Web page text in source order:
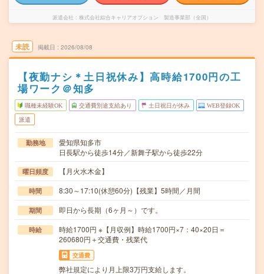
派遣会社 株式会社綜合キャリアオプション 製造事業部（全国）
未読 掲載日 2026/08/08
【夜勤ナシ＊土日祝休み】高時給1700円の工
場ワーク＠知多
職種未経験OK 交通費別途支給あり 土日祝日が休み WEB登録OK
派遣
勤務地
愛知県知多市
日長駅から徒歩14分／新舞子駅から徒歩22分
曜日頻度 【月火水木金】
時間 8:30～17:10(休憩60分)【残業】5時間／月間
期間 即日から長期（6ヶ月～）です。
時給
時給1700円 ※【月収例】時給1700円×7：40×20日＝
260680円＋交通費・残業代
交通費
弊社規定により月上限3万円支給します。